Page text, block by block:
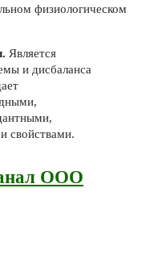
физиологическом
Является
и дисбаланса
свойствами.
ООО